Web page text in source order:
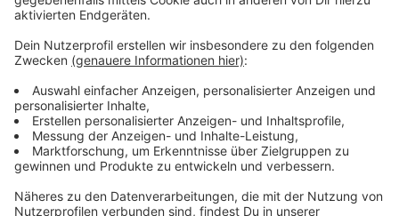
Anbieter erklären, dass er die Mindestanforderungen
Die Kreisverwaltung wird die Anträge prüfen, im
Zusammenspiel mit den kreisangehörigen Städten
sollen die Angebote zeitnah realisiert werden. Für die
Bürger ist - so die Ankündigung von Bund und Land -
ein Test pro Woche kostenlos. Die Betreiber der
Zentren rechnen mit der Kassenärztlichen Vereinigung